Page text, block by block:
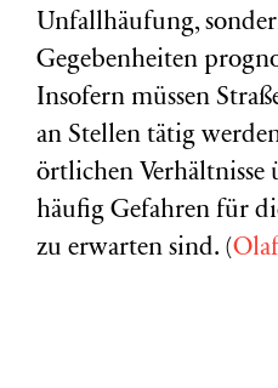
Unfallhäufung,
Gegebenheiten
Insofern müssen
an Stellen tätig
örtlichen
häufig Gefahren für
zu erwarten sind. (